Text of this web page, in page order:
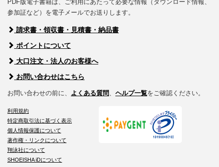
PDF版電子書籍は、ご利用にあたって必要な情報（ダウンロード情報、
参加証など）を電子メールでお送りします。
請求書・領収書・見積書・納品書
ポイントについて
大口注文・法人のお客様へ
お問い合わせはこちら
お問い合わせの前に、 よくある質問 ヘルプ一覧をご確認ください。
利用規約
特定商取引法に基づく表示
個人情報保護について
著作権・リンクについて
翔泳社について
SHOEISHA iDについて